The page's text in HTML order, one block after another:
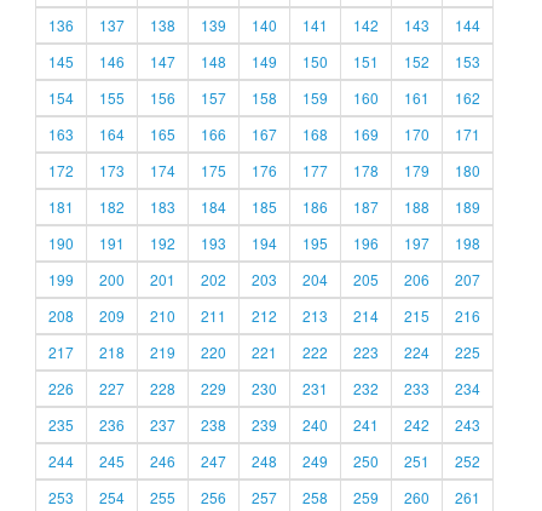
136
137 138 139 140 141 142 143
144
145
146 147 148 149 150 151 152
153
154
155 156 157 158 159 160 161
162
163
164 165 166 167 168 169 170
171
172
173 174 175 176 177 178 179
180
181
182 183 184 185 186 187 188
189
190
191 192 193 194 195 196 197
198
199
200 201 202 203 204 205 206
207
208
209 210 211 212 213 214 215
216
217
218 219 220 221 222 223 224
225
226
227 228 229 230 231 232 233
234
235
236 237 238 239 240 241 242
243
244
245 246 247 248 249 250 251
252
253
254 255 256 257 258 259 260 261